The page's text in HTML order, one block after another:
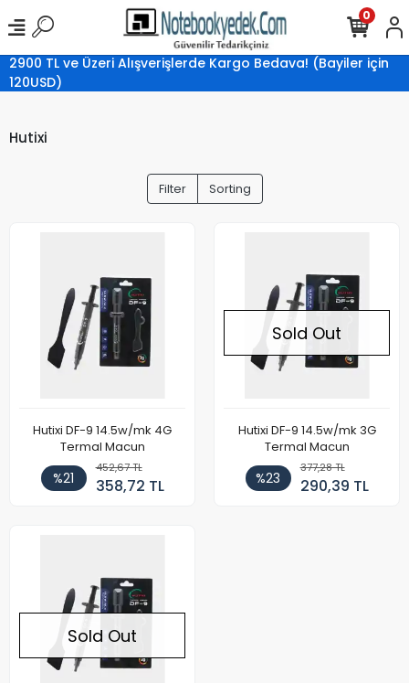
2900 TL ve Üzeri Alışverişlerde Kargo Bedava! (Bayiler için
120USD)
0
Hutixi
Filter Sorting
Hutixi DF-9 14.5w/mk 4G
Termal Macun
%21
452,67 TL
358,72 TL
Sold Out
Hutixi DF-9 14.5w/mk 3G
Termal Macun
%23
377,28 TL
290,39 TL
Sold Out